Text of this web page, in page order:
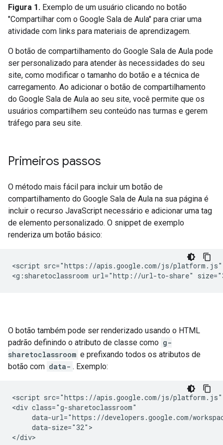
Figura 1. Exemplo de um usuário clicando no botão
"Compartilhar com o Google Sala de Aula" para criar uma
atividade com links para materiais de aprendizagem.
O botão de compartilhamento do Google Sala de Aula pode
ser personalizado para atender às necessidades do seu
site, como modificar o tamanho do botão e a técnica de
carregamento. Ao adicionar o botão de compartilhamento
do Google Sala de Aula ao seu site, você permite que os
usuários compartilhem seu conteúdo nas turmas e gerem
tráfego para seu site.
Primeiros passos
O método mais fácil para incluir um botão de
compartilhamento do Google Sala de Aula na sua página é
incluir o recurso JavaScript necessário e adicionar uma tag
de elemento personalizado. O snippet de exemplo
renderiza um botão básico:
<script src="https://apis.google.com/js/platform.js"
O botão também pode ser renderizado usando o HTML
padrão definindo o atributo de classe como g-
sharetoclassroom e prefixando todos os atributos de
botão com data- . Exemplo:
<script src="https://apis.google.com/js/platform.js"
<div class="g-sharetoclassroom"
data-url="https://developers.google.com/
     data-size="32">